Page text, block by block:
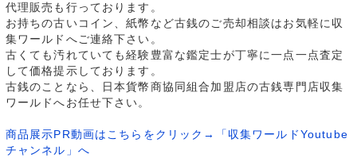
代理販売も行っております。
お持ちの古いコイン、紙幣など古銭のご売却相談はお気軽に収
集ワールドへご連絡下さい。
古くても汚れていても経験豊富な鑑定士が丁寧に一点一点査定
して価格提示しております。
古銭のことなら、日本貨幣商協同組合加盟店の古銭専門店収集
ワールドへお任せ下さい。
商品展示PR動画はこちらをクリック→「収集ワールドYoutube
チャンネル」へ